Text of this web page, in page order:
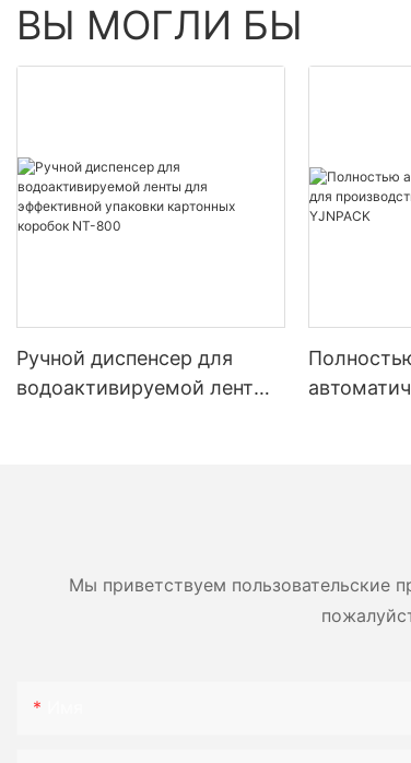
ВЫ МОГЛИ БЫ
Ручной диспенсер для
водоактивируемой ленты
Мы приветствуем пользовательские